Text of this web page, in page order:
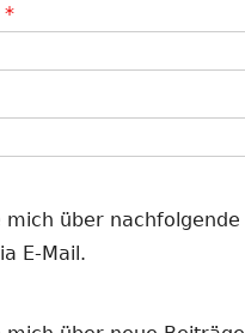
*
mich über nachfolgende
E-Mail.